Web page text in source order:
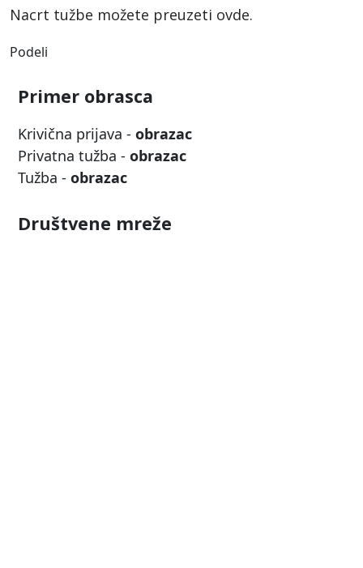
Nacrt tužbe možete preuzeti ovde.
Podeli
Primer obrasca
Krivična prijava - obrazac
Privatna tužba - obrazac
Tužba - obrazac
Društvene mreže